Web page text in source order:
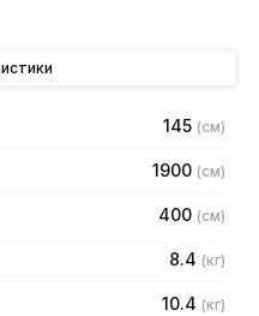
при помощи двух
рекомендуется
145 (см)
1900 (см)
400 (см)
8.4 (кг)
10.4 (кг)